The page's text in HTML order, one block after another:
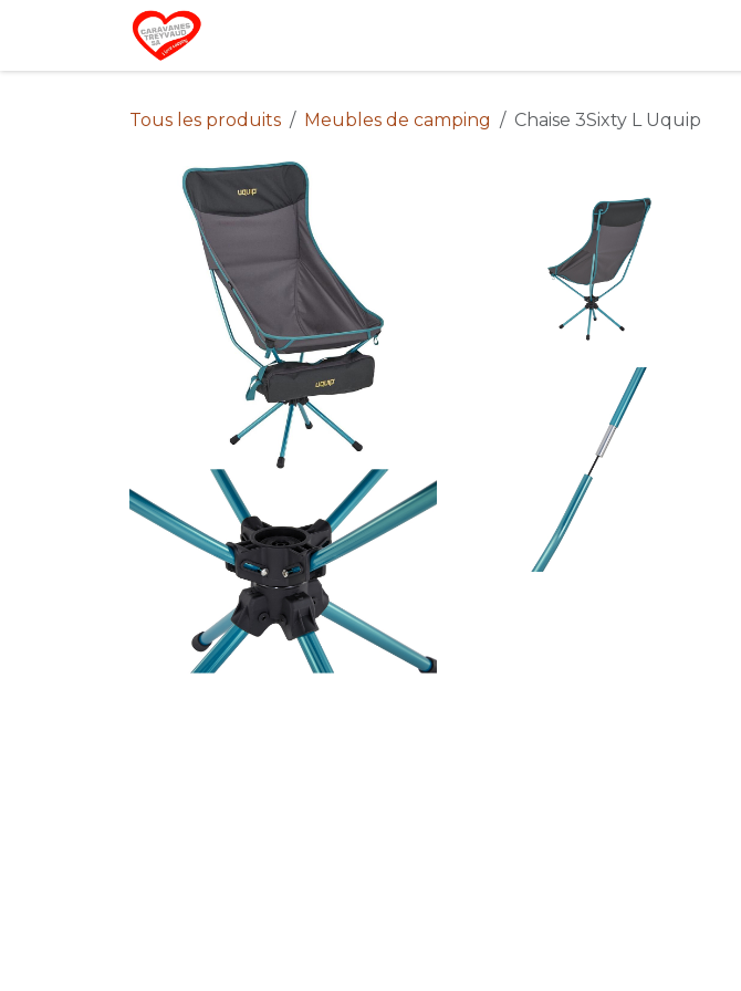
Se rendre au contenu
Tous les produits Meubles de camping Chaise 3Sixty L Uquip